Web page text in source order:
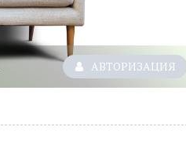
АВТОРИЗАЦИЯ